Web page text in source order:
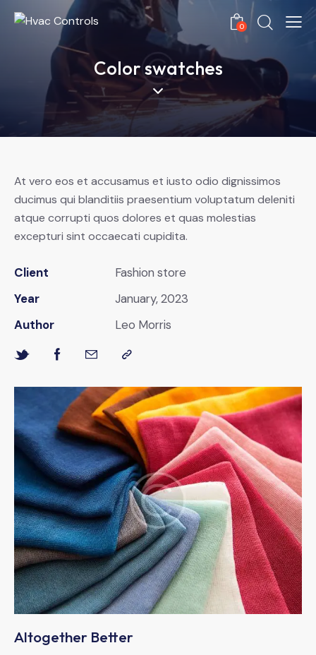
0
Color swatches
At vero eos et accusamus et iusto odio dignissimos
ducimus qui blanditiis praesentium voluptatum deleniti
atque corrupti quos dolores et quas molestias
excepturi sint occaecati cupidita.
Client
Fashion store
Year
January, 2023
Author
Leo Morris
Altogether Better